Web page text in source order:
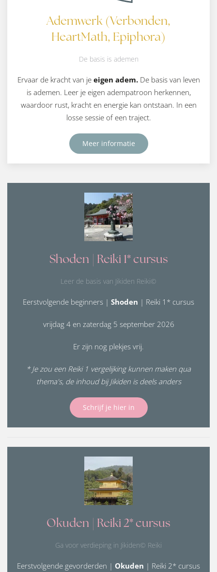
Ademwerk (Verbonden,
HeartMath, Epiphora)
De basis is ademen
Ervaar de kracht van je eigen adem.De basis van leven
is ademen. Leer je eigen adempatroon herkennen,
waardoor rust, kracht en energie kan ontstaan. In een
losse sessie of een traject.
Meer informatie
Shoden | Reiki 1* cursus
Leer de basis van Jikiden Reiki©
Eerstvolgende beginners | Shoden | Reiki 1* cursus
vrijdag 4 en zaterdag 5 september 2026
Er zijn nog plekjes vrij.
* Je zou een Reiki 1 vergelijking kunnen maken qua
thema's, de inhoud bij Jikiden is deels anders
Schrijf je hier in
Okuden | Reiki 2* cursus
Ga voor verdieping in Jikiden© Reiki
Eerstvolgende gevorderden | Okuden | Reiki 2* cursus